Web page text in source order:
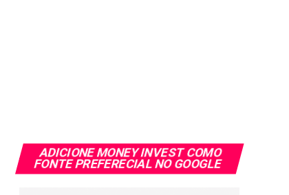
ADICIONE MONEY INVEST COMO
FONTE PREFERECIAL NO GOOGLE